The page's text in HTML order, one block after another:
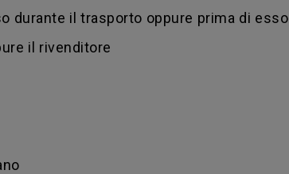
durante il trasporto oppure prima di
il rivenditore